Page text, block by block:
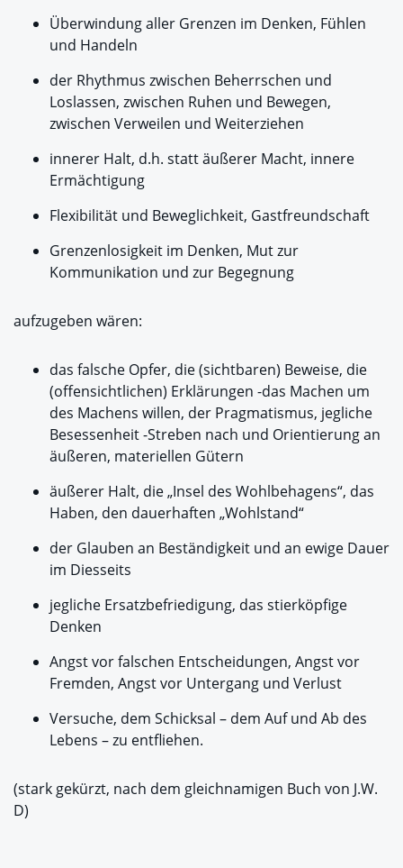
Überwindung aller Grenzen im Denken, Fühlen
und Handeln
der Rhythmus zwischen Beherrschen und
Loslassen, zwischen Ruhen und Bewegen,
zwischen Verweilen und Weiterziehen
innerer Halt, d.h. statt äußerer Macht, innere
Ermächtigung
Flexibilität und Beweglichkeit, Gastfreundschaft
Grenzenlosigkeit im Denken, Mut zur
Kommunikation und zur Begegnung
aufzugeben wären:
das falsche Opfer, die (sichtbaren) Beweise, die
(offensichtlichen) Erklärungen -das Machen um
des Machens willen, der Pragmatismus, jegliche
Besessenheit -Streben nach und Orientierung an
äußeren, materiellen Gütern
äußerer Halt, die „Insel des Wohlbehagens“, das
Haben, den dauerhaften „Wohlstand“
der Glauben an Beständigkeit und an ewige Dauer
im Diesseits
jegliche Ersatzbefriedigung, das stierköpfige
Denken
Angst vor falschen Entscheidungen, Angst vor
Fremden, Angst vor Untergang und Verlust
Versuche, dem Schicksal – dem Auf und Ab des
Lebens – zu entfliehen.
(stark gekürzt, nach dem gleichnamigen Buch von J.W.
D)